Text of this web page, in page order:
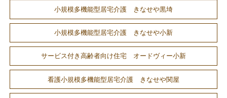
小規模多機能型居宅介護 きなせや黒埼
小規模多機能型居宅介護 きなせや小新
サービス付き高齢者向け住宅 オードヴィー小新
看護小規模多機能型居宅介護 きなせや関屋